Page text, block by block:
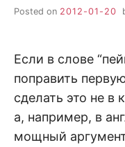
Posted on 2012-01-20
Если в слове
поправить
сделать это не в
а, например, в
мощный